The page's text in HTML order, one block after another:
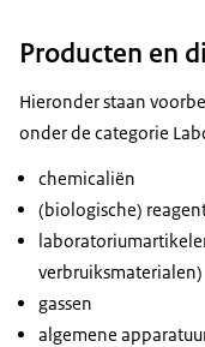
Producten en
Hieronder staan
onder de categorie
chemicaliën
(biologische)
verbruiksmaterialen)
gassen
algemene